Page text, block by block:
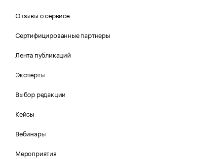
Отзывы о сервисе
Сертифицированные партнеры
Лента публикаций
Эксперты
Выбор редакции
Кейсы
Вебинары
Мероприятия